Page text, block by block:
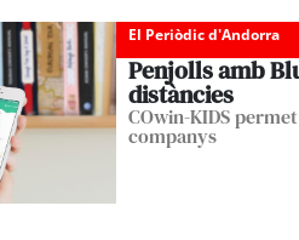
El Periòdic d'Andorra
Penjolls amb
distàncies
COwin-KIDS
companys